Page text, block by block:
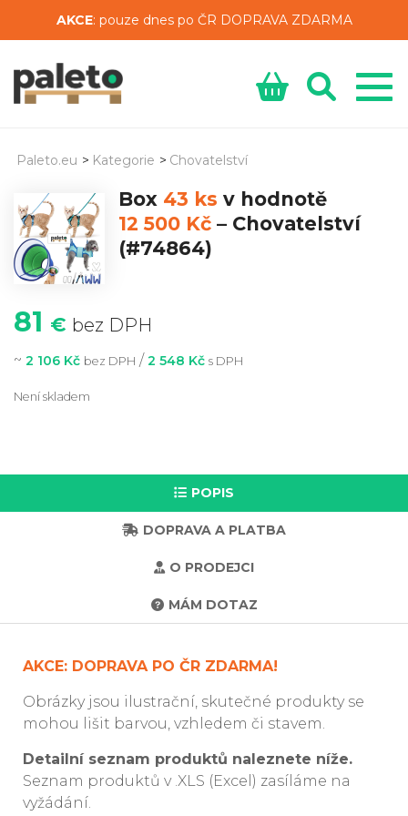
AKCE: pouze dnes po ČR DOPRAVA ZDARMA
Paleto.eu > Kategorie > Chovatelství
Box 43 ks v hodnotě
12 500 Kč – Chovatelství
(#74864)
81 € bez DPH
~ 2 106 Kč bez DPH / 2 548 Kč s DPH
Není skladem
POPIS
DOPRAVA A PLATBA
O PRODEJCI
MÁM DOTAZ
AKCE: DOPRAVA PO ČR ZDARMA!
Obrázky jsou ilustrační, skutečné produkty se
mohou lišit barvou, vzhledem či stavem.
Detailní seznam produktů naleznete níže.
Seznam produktů v .XLS (Excel) zasíláme na
vyžádání.